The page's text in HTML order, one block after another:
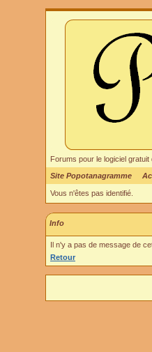
Forums pour le logiciel
Site Popotanagramme
Vous n'êtes pas identifié.
Info
Il n'y a pas de message de
Retour